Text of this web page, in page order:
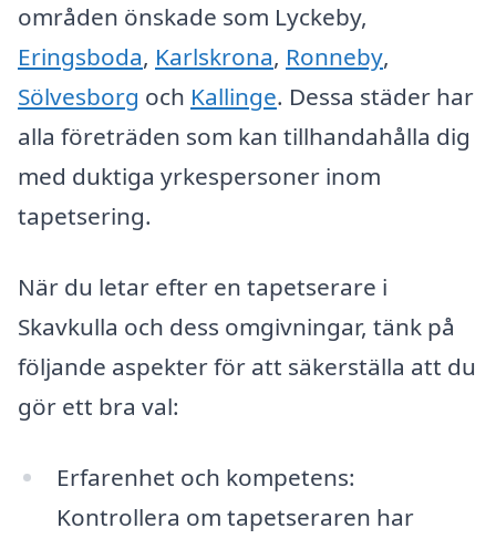
områden önskade som Lyckeby,
Eringsboda, Karlskrona, Ronneby,
Sölvesborg och Kallinge. Dessa städer har
alla företräden som kan tillhandahålla dig
med duktiga yrkespersoner inom
tapetsering.
När du letar efter en tapetserare i
Skavkulla och dess omgivningar, tänk på
följande aspekter för att säkerställa att du
gör ett bra val:
Erfarenhet och kompetens:
Kontrollera om tapetseraren har